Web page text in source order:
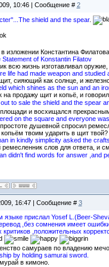
10:46 | Сообщение # 2
shield and the spear.
изложении Константина Филатова
of Konstantin Filatov
всю жизнь изготавливал
life had made weapon and
сияющий как солнце, и
which shines as the sun and an
продажу щит и копьё, и
to sale the shield and the spear
и восхищался
on the square and everyone
душевной спросил
твоим ударить в щит твой?
in kindly simplicity asked the
слов для ответа, и
didn't find words for answer ,and
16:47 | Сообщение # 3
языке прислал Yosef L.(Beer-
,без сомнения имеет
,положительных
самураев по владению
by holding samurai sword.
в кимоно.